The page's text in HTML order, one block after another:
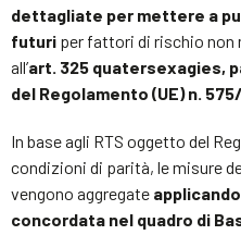
dettagliate per mettere a
futuri per fattori di rischio non
all’art. 325 quatersexagies,
del Regolamento (UE) n.
In base agli RTS oggetto del
condizioni di parità, le misure
vengono aggregate
concordata nel quadro di